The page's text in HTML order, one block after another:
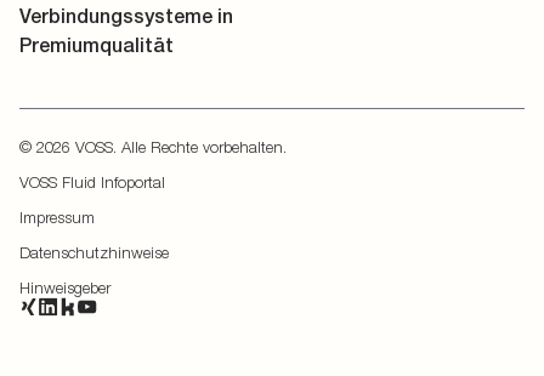
Verbindungssysteme in
Premiumqualität
© 2026 VOSS. Alle Rechte vorbehalten.
VOSS Fluid Infoportal
Impressum
Datenschutzhinweise
Hinweisgeber